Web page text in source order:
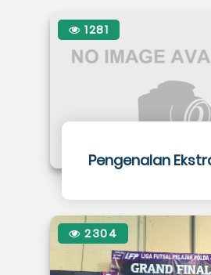
1281
Pengenalan
2304